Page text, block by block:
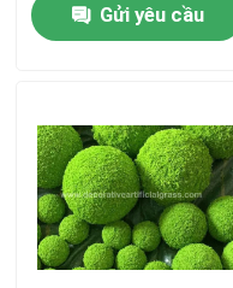
Tin tức
Các trường hợp
Yêu cầu báo giá
Cỏ nhân tạo trang trí
Gửi yêu cầu